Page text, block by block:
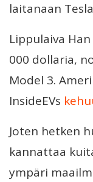
laitanaan
Lippulaiva
000 dollaria,
Model 3.
InsideEVs
Joten hetken
kannattaa
ympäri